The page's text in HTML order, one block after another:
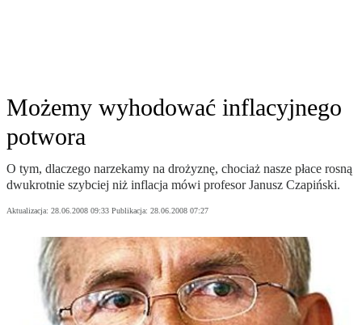
Możemy wyhodować inflacyjnego
potwora
O tym, dlaczego narzekamy na drożyznę, chociaż nasze płace rosną
dwukrotnie szybciej niż inflacja mówi profesor Janusz Czapiński.
Aktualizacja: 28.06.2008 09:33 Publikacja: 28.06.2008 07:27